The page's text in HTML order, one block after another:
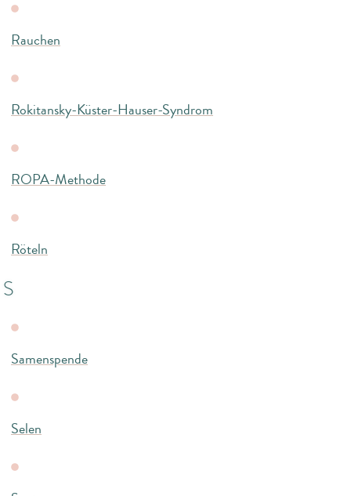
Rauchen
Rokitansky-Küster-Hauser-Syndrom
ROPA-Methode
Röteln
S
Samenspende
Selen